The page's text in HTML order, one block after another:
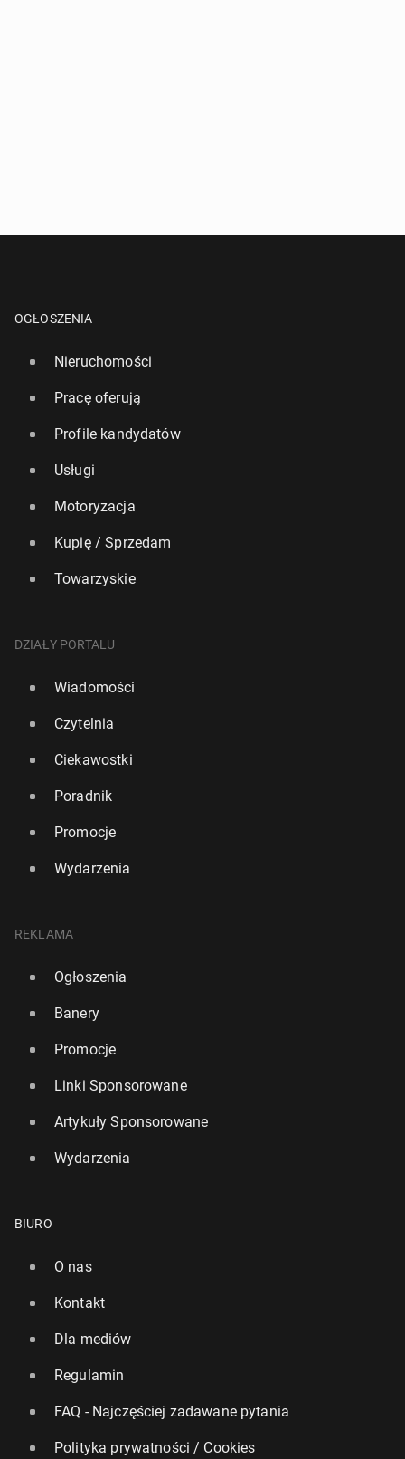
OGŁOSZENIA
Nieruchomości
Pracę oferują
Profile kandydatów
Usługi
Motoryzacja
Kupię / Sprzedam
Towarzyskie
DZIAŁY PORTALU
Wiadomości
Czytelnia
Ciekawostki
Poradnik
Promocje
Wydarzenia
REKLAMA
Ogłoszenia
Banery
Promocje
Linki Sponsorowane
Artykuły Sponsorowane
Wydarzenia
BIURO
O nas
Kontakt
Dla mediów
Regulamin
FAQ - Najczęściej zadawane pytania
Polityka prywatności / Cookies